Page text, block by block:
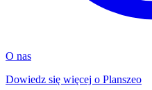
O nas
Dowiedz się więcej o Planszeo